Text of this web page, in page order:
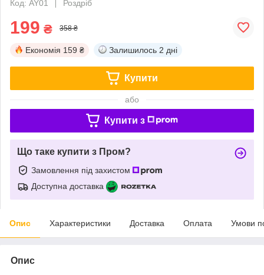
Код: AY01
Роздріб
199 ₴ 358 ₴
Економія 159 ₴ Залишилось 2 дні
Купити
або
Купити з
Що таке купити з Пром?
Замовлення під захистом
Доступна доставка
Опис Характеристики Доставка Оплата Умови
Опис